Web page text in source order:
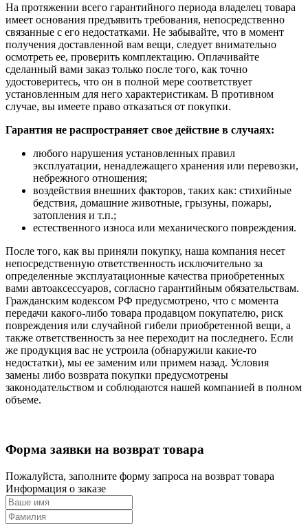
На протяжении всего гарантийного периода владелец товара
имеет основания предъявить требования, непосредственно
связанные с его недостатками. Не забывайте, что в момент
получения доставленной вам вещи, следует внимательно
осмотреть ее, проверить комплектацию. Оплачивайте
сделанный вами заказ только после того, как точно
удостоверитесь, что он в полной мере соответствует
установленным для него характеристикам. В противном
случае, вы имеете право отказаться от покупки.
Гарантия не распространяет свое действие в случаях:
любого нарушения установленных правил
эксплуатации, ненадлежащего хранения или перевозки,
небрежного отношения;
воздействия внешних факторов, таких как: стихийные
бедствия, домашние животные, грызуны, пожары,
затопления и т.п.;
естественного износа или механического повреждения.
После того, как вы приняли покупку, наша компания несет
непосредственную ответственность исключительно за
определенные эксплуатационные качества приобретенных
вами автоаксессуаров, согласно гарантийным обязательствам.
Гражданским кодексом РФ предусмотрено, что с момента
передачи какого-либо товара продавцом покупателю, риск
повреждения или случайной гибели приобретенной вещи, а
также ответственность за нее переходит на последнего. Если
же продукция вас не устроила (обнаружили какие-то
недостатки), мы ее заменим или примем назад. Условия
замены либо возврата покупки предусмотрены
законодательством и соблюдаются нашей компанией в полном
объеме.
Форма заявки на возврат товара
Пожалуйста, заполните форму запроса на возврат товара
Информация о заказе